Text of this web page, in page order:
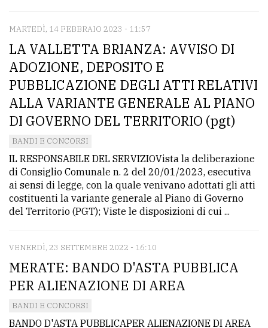
MARTEDÌ, 14 FEBBRAIO 2023 - 11:57
LA VALLETTA BRIANZA: AVVISO DI
ADOZIONE, DEPOSITO E
PUBBLICAZIONE DEGLI ATTI RELATIVI
ALLA VARIANTE GENERALE AL PIANO
DI GOVERNO DEL TERRITORIO (pgt)
BANDI E CONCORSI
IL RESPONSABILE DEL SERVIZIOVista la deliberazione
di Consiglio Comunale n. 2 del 20/01/2023, esecutiva
ai sensi di legge, con la quale venivano adottati gli atti
costituenti la variante generale al Piano di Governo
del Territorio (PGT); Viste le disposizioni di cui ...
VENERDÌ, 23 SETTEMBRE 2022 - 16:10
MERATE: BANDO D'ASTA PUBBLICA
PER ALIENAZIONE DI AREA
BANDI E CONCORSI
BANDO D'ASTA PUBBLICAPER ALIENAZIONE DI AREA